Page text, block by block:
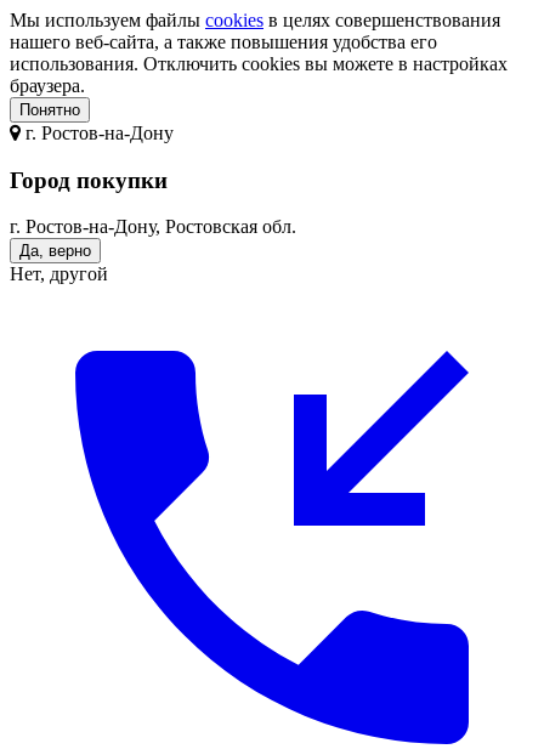
Мы используем файлы cookies в целях совершенствования
нашего веб-сайта, а также повышения удобства его
использования. Отключить cookies вы можете в настройках
браузера.
Понятно
г. Ростов-на-Дону
Город покупки
г. Ростов-на-Дону, Ростовская обл.
Да, верно
Нет, другой